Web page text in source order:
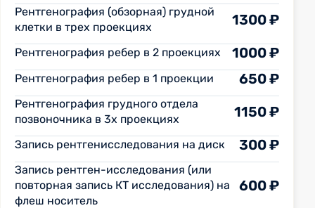
Рентгенография (обзорная) грудной
клетки в трех проекциях
1300 ₽
Рентгенография ребер в 2 проекциях 1000 ₽
Рентгенография ребер в 1 проекции 650 ₽
Рентгенография грудного отдела
позвоночника в 3х проекциях
1150 ₽
Запись рентгенисследования на диск 300 ₽
Запись рентген-исследования (или
повторная запись КТ исследования) на
флеш носитель
600 ₽